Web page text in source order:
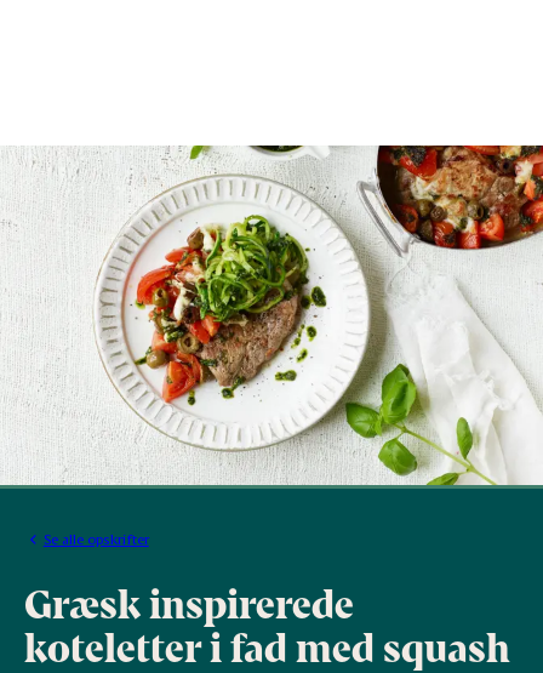
Se alle opskrifter
Græsk inspirerede
koteletter i fad med squash